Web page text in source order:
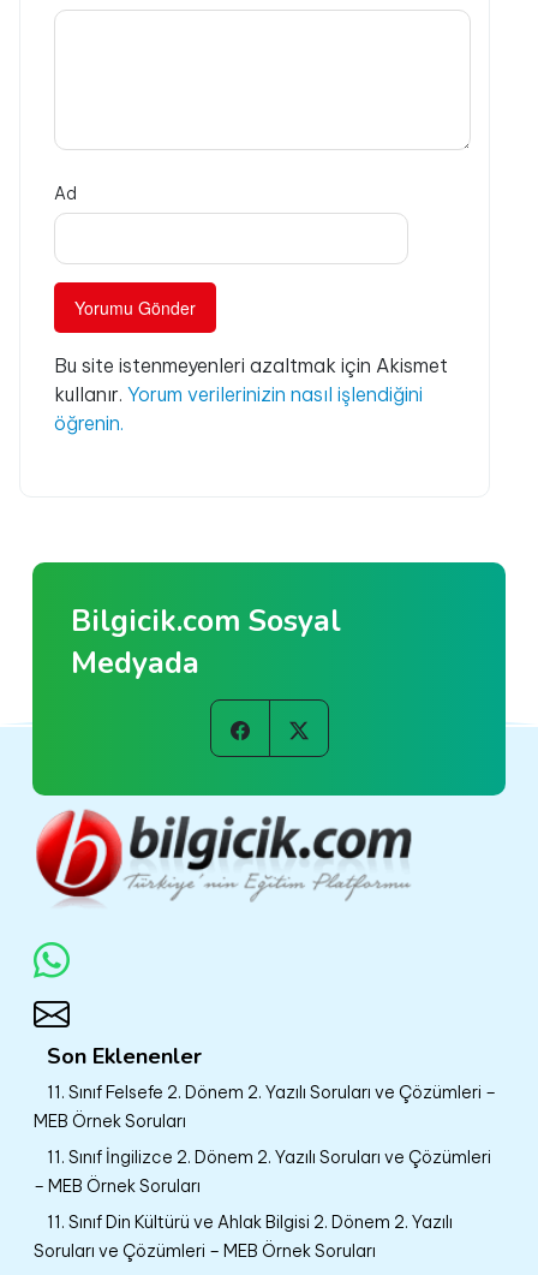
Ad
Bu site istenmeyenleri azaltmak için Akismet
kullanır. Yorum verilerinizin nasıl işlendiğini
öğrenin.
Bilgicik.com Sosyal
Medyada
Son Eklenenler
11. Sınıf Felsefe 2. Dönem 2. Yazılı Soruları ve Çözümleri –
MEB Örnek Soruları
11. Sınıf İngilizce 2. Dönem 2. Yazılı Soruları ve Çözümleri
– MEB Örnek Soruları
11. Sınıf Din Kültürü ve Ahlak Bilgisi 2. Dönem 2. Yazılı
Soruları ve Çözümleri – MEB Örnek Soruları